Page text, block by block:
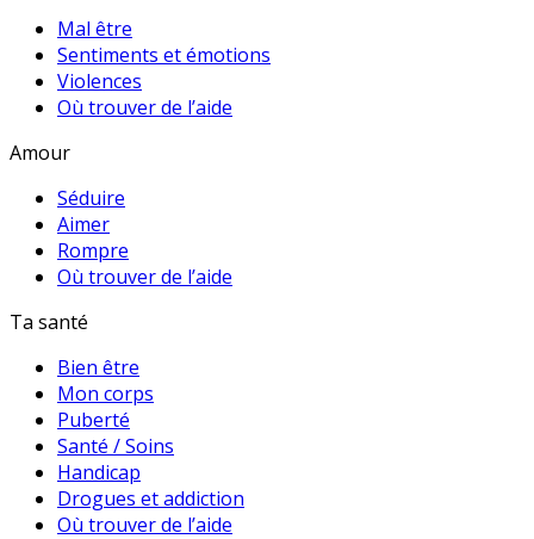
Mal être
Sentiments et émotions
Violences
Où trouver de l’aide
Amour
Séduire
Aimer
Rompre
Où trouver de l’aide
Ta santé
Bien être
Mon corps
Puberté
Santé / Soins
Handicap
Drogues et addiction
Où trouver de l’aide